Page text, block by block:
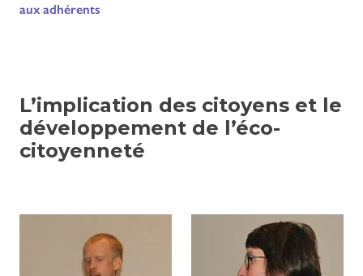
aux adhérents
L’implication des citoyens et le
développement de l’éco-
citoyenneté